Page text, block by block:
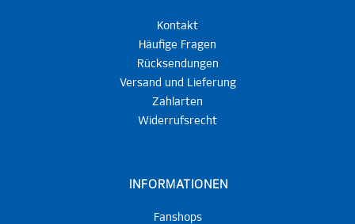
Kontakt
Häufige Fragen
Rücksendungen
Versand und Lieferung
Zahlarten
Widerrufsrecht
INFORMATIONEN
Fanshops